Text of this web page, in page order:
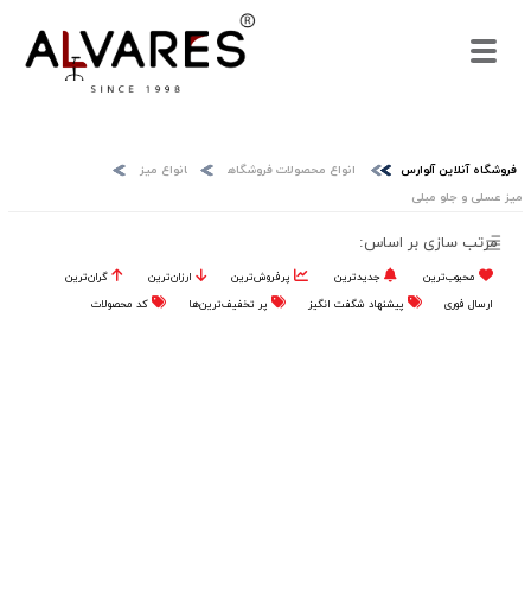
فروشگاه آنلاین آلوارس انواع محصولات فروشگاه
انواع میز
میز عسلی و جلو مبلی
مرتب سازی بر اساس:
محبوب‌ترین جدیدترین پرفروش‌ترین‌ ارزان‌ترین
گران‌ترین
ارسال فوری
پیشنهاد شگفت انگیز پر تخفیف‌ترین‌ها کد محصولات